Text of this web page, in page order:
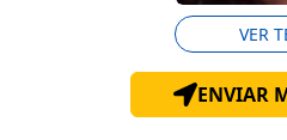
VER
ENVIAR